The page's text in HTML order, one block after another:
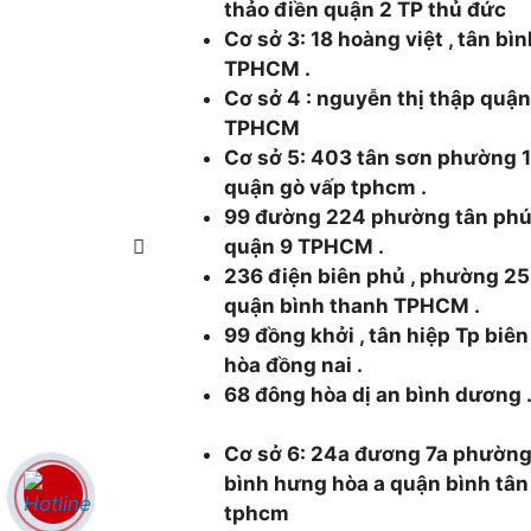
thảo điền quận 2 TP thủ đức
Cơ sở 3: 18 hoàng việt , tân
TPHCM .
Cơ sở 4 : nguyễn thị thập
TPHCM
Cơ sở 5: 403 tân sơn phường
quận gò vấp tphcm .
99 đường 224 phường tân phú
quận 9 TPHCM .
236 điện biên phủ , phường 25
quận bình thanh TPHCM .
99 đồng khởi , tân hiệp Tp biên
hòa đồng nai .
68 đông hòa dị an bình dương .
Cơ sở 6: 24a đương 7a phường
bình hưng hòa a quận bình tân
tphcm